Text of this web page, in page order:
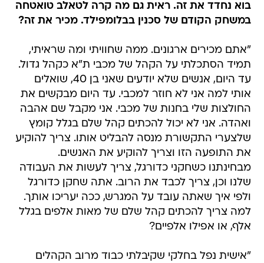
בוא נחדד את זה. ראית גם מה קרה לטאלב טואטחה
במשחק הקודם של סכנין בבלומפילד. מכיר את זה?
"אתם מכירים ארגונים. ממה שחוויתי ומה שראיתי,
תמיד הסתכלתי על הקהל של מכבי ת"א כקהל גדול.
עד היום, אנשים שלא יודעים שאני בן 40, שואלים
אותי למה אני לא חוזר למכבי. עד היום מבקשים את
החולצות שלי בחנות של מכבי. אני מקבל שם אהבה
ואהדה. אני לא יכול להכתים קהל שלם בגלל קומץ
שלצערי התקשורת מנסה להבליט אותו. צריך להוקיע
את התופעה הזו וצריך להוקיע את האנשים.
מבחינתנו כשחקני כדורגל, צריך לעשות את העבודה
שלנו וכן, צריך לכבד את הרוב. אתה שחקן כדורגל
ולפי איך שאתה עובד על המגרש, ככה יעריכו אותך.
למה צריך להכתים קהל שלם של מאות אלפים בגלל
אלף, או אפילו אלפיים?
"אישית נפל בחלקי שקיבלתי כבוד מרוב הקהלים